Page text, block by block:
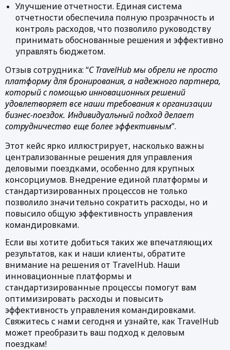
Улучшение отчетности. Единая система
отчетности обеспечила полную прозрачность и
контроль расходов, что позволило руководству
принимать обоснованные решения и эффективно
управлять бюджетом.
Отзыв сотрудника: “С TravelHub мы обрели не просто
платформу для бронирования, а надежного партнера,
который с помощью инновационных решений
удовлетворяет все наши требования к организации
бизнес-поездок. Индивидуальный подход делает
сотрудничество еще более эффективным”.
Этот кейс ярко иллюстрирует, насколько важны
централизованные решения для управления
деловыми поездками, особенно для крупных
консорциумов. Внедрение единой платформы и
стандартизированных процессов не только
позволило значительно сократить расходы, но и
повысило общую эффективность управления
командировками.
Если вы хотите добиться таких же впечатляющих
результатов, как и наши клиенты, обратите
внимание на решения от TravelHub. Наши
инновационные платформы и
стандартизированные процессы помогут вам
оптимизировать расходы и повысить
эффективность управления командировками.
Свяжитесь с нами сегодня и узнайте, как TravelHub
может преобразить ваш подход к деловым
поездкам!